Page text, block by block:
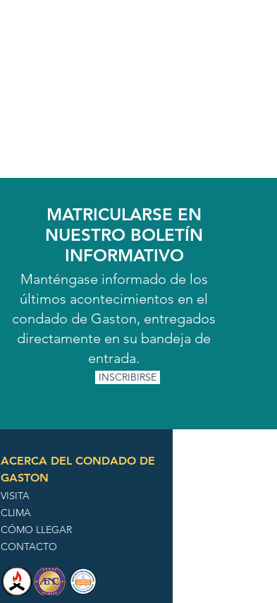
MATRICULARSE EN
NUESTRO BOLETÍN
INFORMATIVO
Manténgase informado de los
últimos acontecimientos en el
condado de Gaston, entregados
directamente en su bandeja de
entrada.
INSCRIBIRSE
ACERCA DEL CONDADO DE
GASTON
VISITA
CLIMA
CÓMO LLEGAR
CONTACTO